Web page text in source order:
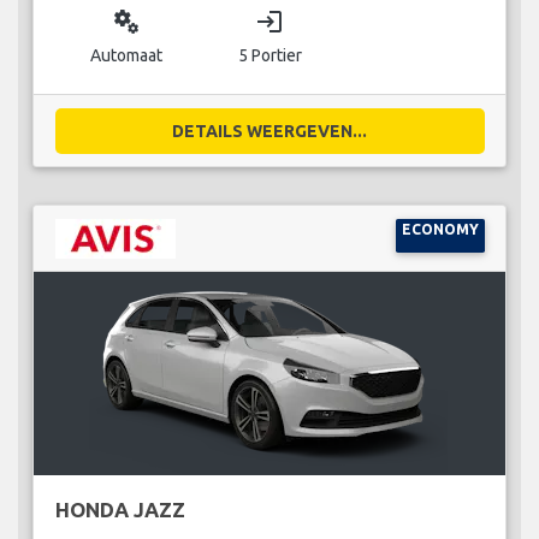
miscellaneous_services
Automaat
login
5 Portier
DETAILS WEERGEVEN...
ECONOMY
HONDA JAZZ